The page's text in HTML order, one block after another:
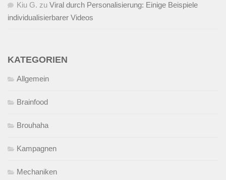
Kiu G. zu Viral durch Personalisierung: Einige Beispiele
individualisierbarer Videos
KATEGORIEN
Allgemein
Brainfood
Brouhaha
Kampagnen
Mechaniken